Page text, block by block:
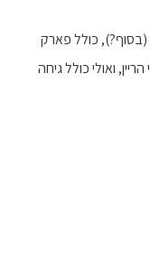
(בסוף?), כולל פארק
ואולי כולל גיחה